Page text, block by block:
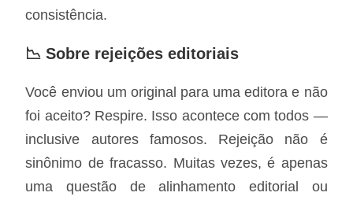
consistência.
📉 Sobre rejeições editoriais
Você enviou um original para uma editora e não
foi aceito? Respire. Isso acontece com todos —
inclusive autores famosos. Rejeição não é
sinônimo de fracasso. Muitas vezes, é apenas
uma questão de alinhamento editorial ou